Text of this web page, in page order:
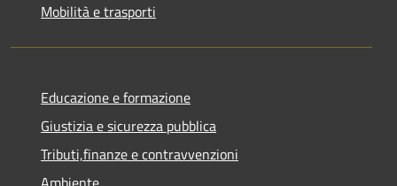
Mobilità e trasporti
Educazione e formazione
Giustizia e sicurezza pubblica
Tributi,finanze e contravvenzioni